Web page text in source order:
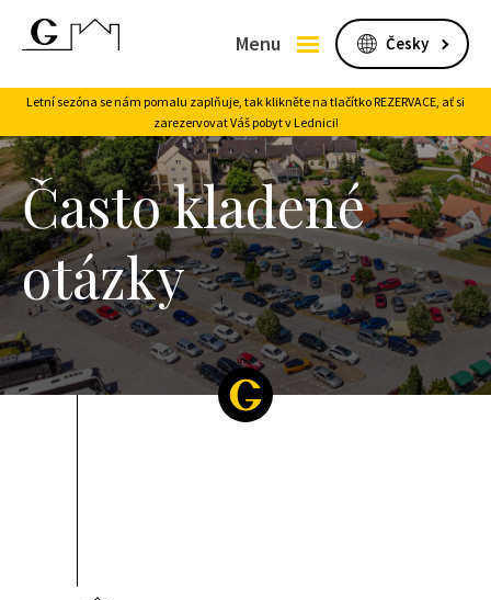
Menu
Letní sezóna se nám pomalu zaplňuje, tak klikněte na tlačítko REZERVACE, ať si
zarezervovat Váš pobyt v Lednici!
Často kladené
otázky